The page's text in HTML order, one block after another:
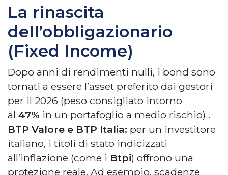
La rinascita
dell’obbligazionario
(Fixed Income)
Dopo anni di rendimenti nulli, i bond sono
tornati a essere l’asset preferito dai gestori
per il 2026 (peso consigliato intorno
al 47% in un portafoglio a medio rischio) .
BTP Valore e BTP Italia: per un investitore
italiano, i titoli di stato indicizzati
all’inflazione (come i Btpi) offrono una
protezione reale. Ad esempio, scadenze